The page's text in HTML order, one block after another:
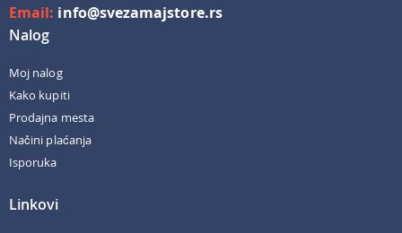
Email: info@svezamajstore.rs
Nalog
Moj nalog
Kako kupiti
Prodajna mesta
Načini plaćanja
Isporuka
Linkovi